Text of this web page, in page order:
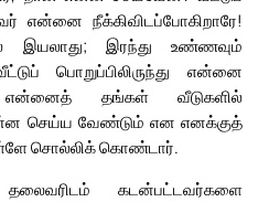
என்னை நீக்கிவிடப்போகிறாரே!
இரந்து உண்ணவும்
பொறுப்பிலிருந்து என்னை
என்னைத் தங்கள் வீடுகளில்
செய்ய வேண்டும் என எனக்குத்
சொல்லிக் கொண்டார்.
கடன்பட்டவர்களை